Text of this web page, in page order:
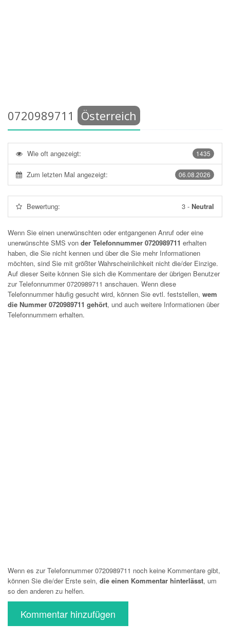
0720989711 Österreich
1435
Wie oft angezeigt:
06.08.2026
Zum letzten Mal angezeigt:
Bewertung: 3 - Neutral
Wenn Sie einen unerwünschten oder entgangenen Anruf oder eine
unerwünschte SMS von der Telefonnummer 0720989711 erhalten
haben, die Sie nicht kennen und über die Sie mehr Informationen
möchten, sind Sie mit größter Wahrscheinlichkeit nicht die/der Einzige.
Auf dieser Seite können Sie sich die Kommentare der übrigen Benutzer
zur Telefonnummer0720989711 anschauen. Wenn diese
Telefonnummer häufig gesucht wird, können Sie evtl. feststellen, wem
die Nummer 0720989711 gehört, und auch weitere Informationen über
Telefonnummern erhalten.
Wenn es zur Telefonnummer 0720989711 noch keine Kommentare gibt,
können Sie die/der Erste sein, die einen Kommentar hinterlässt, um
so den anderen zu helfen.
Kommentar hinzufügen